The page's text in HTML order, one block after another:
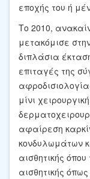
εποχής του ή
Το 2010,
μετακόμισε
διπλάσια
επιταγές της
μίνι
αφαίρεση
κονδυλωμάτων
αισθητικής
αισθητικής